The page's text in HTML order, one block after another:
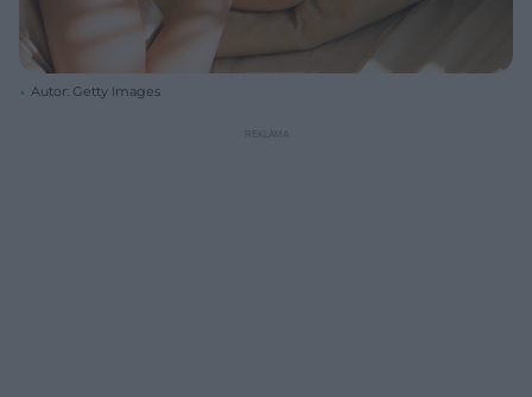
Autor: Getty Images